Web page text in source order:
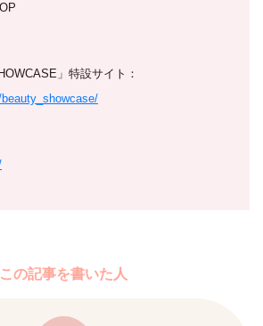
」特設サイト：
この記事を書いた人